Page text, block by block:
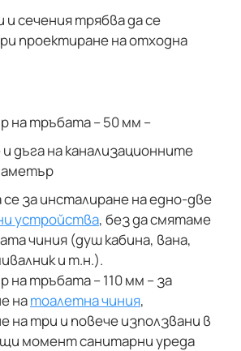
и сечения трябва да се
проектиране на отходна
на тръбата – 50 мм –
се за инсталиране на едно-две
устройства, без да смятаме
чиния (душ кабина, вана,
и т.н.).
на тръбата – 110 мм – за
натоалетна чиния,
на три и повече използвани в
момент санитарни уреда